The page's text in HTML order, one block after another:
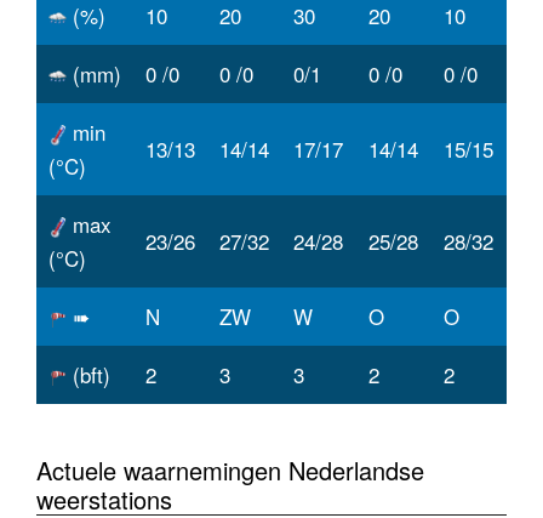
(%)
10 20 30 20
10
(mm)
0 /0 0 /0 0/1 0 /0
0 /0
min
(°C)
13/13 14/14 17/17 14/14 15/15
max
(°C)
23/26 27/32 24/28 25/28 28/32
➠ N ZW W O
O
(bft)
2 3 3 2 2
Actuele waarnemingen Nederlandse
weerstations